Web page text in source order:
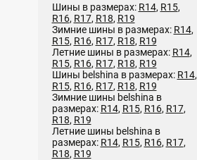
Шины в размерах: R14, R15,
R16, R17, R18, R19
Зимние шины в размерах: R14,
R15, R16, R17, R18, R19
Летние шины в размерах: R14,
R15, R16, R17, R18, R19
Шины belshina в размерах: R14,
R15, R16, R17, R18, R19
Зимние шины belshina в
размерах: R14, R15, R16, R17,
R18, R19
Летние шины belshina в
размерах: R14, R15, R16, R17,
R18, R19